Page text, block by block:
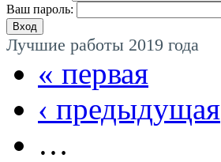
Ваш пароль:
Лучшие работы 2019 года
« первая
‹ предыдущая
…